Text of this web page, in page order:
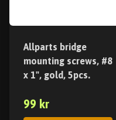
Allparts bridge
mounting screws, #8
x 1", gold, 5pcs.
99 kr